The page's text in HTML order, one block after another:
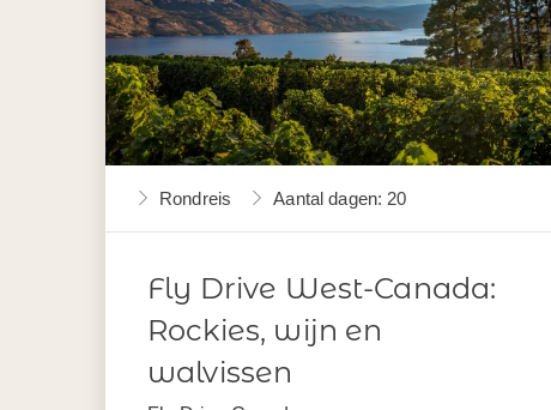
Rondreis Aantal dagen: 20
Fly Drive West-Canada:
Rockies, wijn en
walvissen